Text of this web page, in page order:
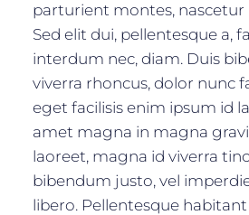
parturient montes, nascetur
Sed elit dui, pellentesque a,
interdum nec, diam. Duis
viverra rhoncus, dolor nunc
eget facilisis enim ipsum id
amet magna in magna
laoreet, magna id viverra
bibendum justo, vel
libero. Pellentesque